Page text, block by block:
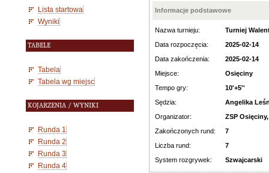
Lista startowa
Wyniki
TABELE
Tabela
Tabela wg miejsc
KOJARZENIA / WYNIKI
Runda 1
Runda 2
Runda 3
Runda 4
Informacje podstawowe
Nazwa turnieju:
Turniej
Data rozpoczęcia:
2025-02-14
Data zakończenia:
2025-02-14
Miejsce:
Osięciny
Tempo gry:
10'+5''
Sędzia:
Angelika
Organizator:
ZSP
Zakończonych rund:
7
Liczba rund:
7
System rozgrywek:
Szwajcarski